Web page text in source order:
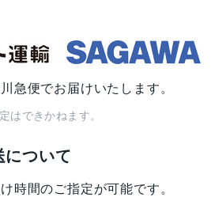
急便でお届けいたします。
はできかねます。
について
時間のご指定が可能です。